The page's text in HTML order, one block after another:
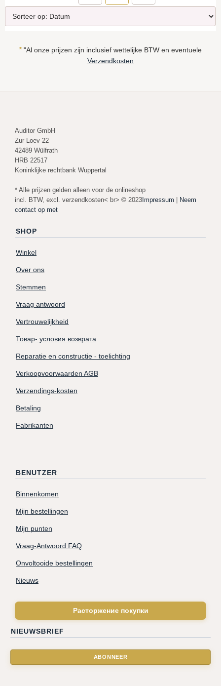
* "Al onze prijzen zijn inclusief wettelijke BTW en eventuele
Verzendkosten
Auditor GmbH
Zur Loev 22
42489 Wülfrath
HRB 22517
Koninklijke rechtbank Wuppertal
* Alle prijzen gelden alleen voor de onlineshop
incl. BTW, excl. verzendkosten< br> © 2023Impressum | Neem
contact op met
SHOP
Winkel
Over ons
Stemmen
Vraag antwoord
Vertrouwelijkheid
Товар- условия возврата
Reparatie en constructie - toelichting
Verkoopvoorwaarden AGB
Verzendings-kosten
Betaling
Fabrikanten
BENUTZER
Binnenkomen
Mijn bestellingen
Mijn punten
Vraag-Antwoord FAQ
Onvoltooide bestellingen
Nieuws
Расторжение покупки
NIEUWSBRIEF